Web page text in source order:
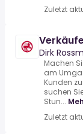
Zuletzt
Dirk
Machen
am
Kunden
suchen
Stun...
Zuletzt